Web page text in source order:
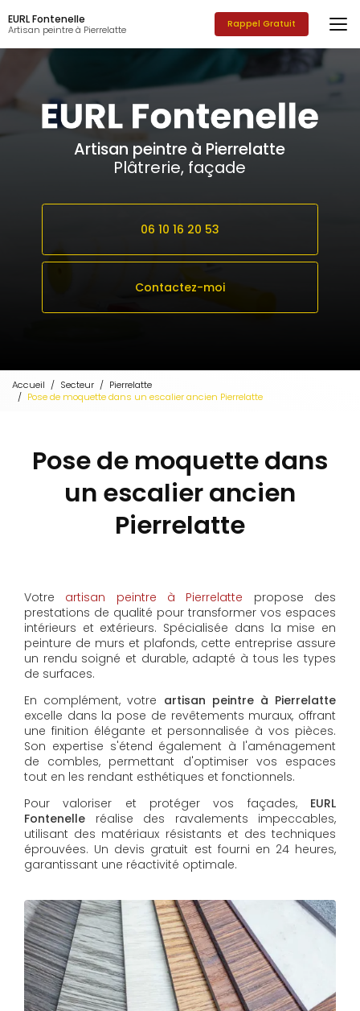
au
contenu
principal
EURL Fontenelle
Artisan peintre à Pierrelatte Rappel Gratuit
Artisan peintre à Pierrelatte
Plâtrerie, façade
06 10 16 20 53
Contactez-moi
Accueil Secteur
Pierrelatte
Pose de moquette dans un escalier ancien Pierrelatte
Pose de moquette dans
un escalier ancien
Pierrelatte
Votre artisan peintre à Pierrelatte propose des
prestations de qualité pour transformer vos espaces
intérieurs et extérieurs. Spécialisée dans la mise en
peinture de murs et plafonds, cette entreprise assure
un rendu soigné et durable, adapté à tous les types
de surfaces.
En complément, votre artisan peintre à Pierrelatte
excelle dans la pose de revêtements muraux, offrant
une finition élégante et personnalisée à vos pièces.
Son expertise s'étend également à l'aménagement
de combles, permettant d'optimiser vos espaces
tout en les rendant esthétiques et fonctionnels.
Pour valoriser et protéger vos façades, EURL
Fontenelle réalise des ravalements impeccables,
utilisant des matériaux résistants et des techniques
éprouvées. Un devis gratuit est fourni en 24 heures,
garantissant une réactivité optimale.